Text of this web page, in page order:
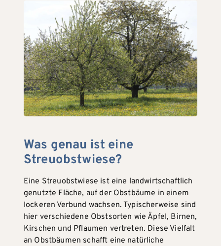
Was genau ist eine
Streuobstwiese?
Eine Streuobstwiese ist eine landwirtschaftlich
genutzte Fläche, auf der Obstbäume in einem
lockeren Verbund wachsen. Typischerweise sind
hier verschiedene Obstsorten wie Äpfel, Birnen,
Kirschen und Pflaumen vertreten. Diese Vielfalt
an Obstbäumen schafft eine natürliche